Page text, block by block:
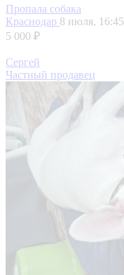
Пропала собака
Краснодар 8 июля, 16:45
5 000 ₽
Сергей
Частный продавец